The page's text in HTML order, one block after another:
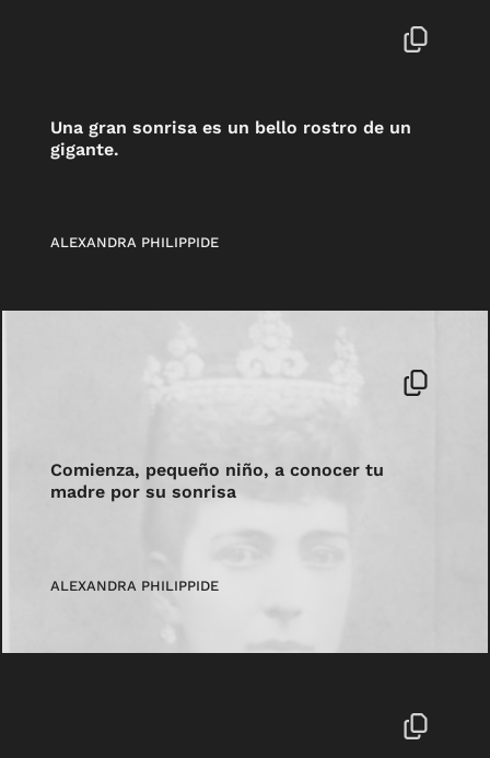
Una gran sonrisa es un bello rostro de un
gigante.
ALEXANDRA PHILIPPIDE
Comienza, pequeño niño, a conocer tu
madre por su sonrisa
ALEXANDRA PHILIPPIDE